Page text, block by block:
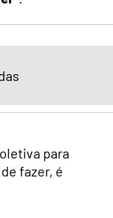
para
fazer, é